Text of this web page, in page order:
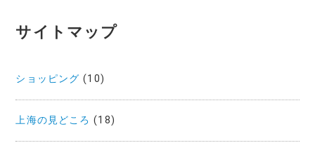
ョ
サイトマップ
ショッピング (10)
上海の見どころ (18)